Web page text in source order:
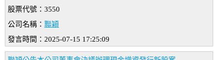
股票代號：3550
公司名稱： 聯穎
發言時間：2025-07-15 17:25:09